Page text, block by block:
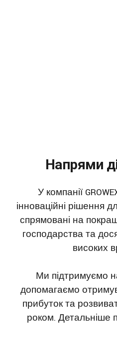
Напрями
У компанії
інноваційні рішення
спрямовані на
господарства та
високих
Ми підтримуємо
допомагаємо
прибуток та
роком. Детальніше